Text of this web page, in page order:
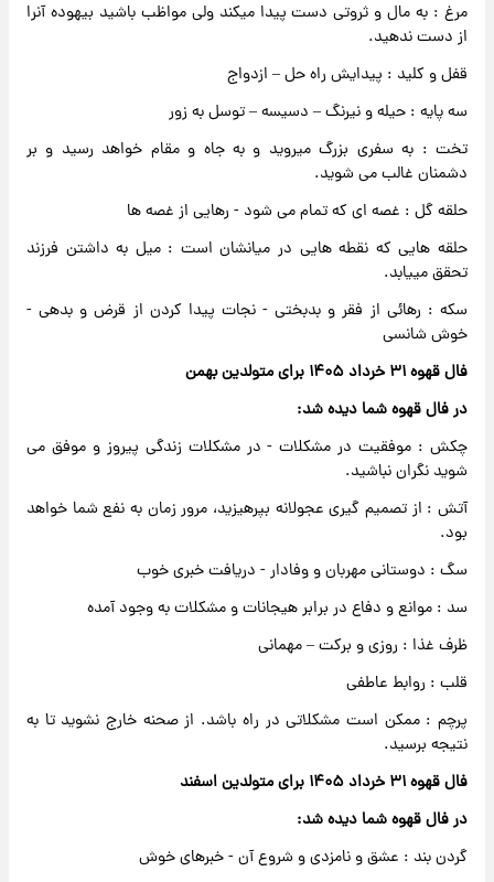
مرغ : به مال و ثروتی دست پیدا میکند ولی مواظب باشید بیهوده آنرا
از دست ندهید.
قفل و کلید : پیدایش راه حل – ازدواج
سه پایه : حیله و نیرنگ – دسیسه – توسل به زور
تخت : به سفری بزرگ میروید و به جاه و مقام خواهد رسید و بر
دشمنان غالب می شوید.
حلقه گل : غصه ای که تمام می شود - رهایی از غصه ها
حلقه هایی که نقطه هایی در میانشان است : میل به داشتن فرزند
تحقق مییابد.
سکه : رهائی از فقر و بدبختی - نجات پیدا کردن از قرض و بدهی -
خوش شانسی
فال قهوه ۳۱ خرداد ۱۴۰۵ برای متولدین بهمن
در فال قهوه شما دیده شد:
چکش : موفقیت در مشکلات - در مشکلات زندگی پیروز و موفق می
شوید نگران نباشید.
آتش : از تصمیم گیری عجولانه بپرهیزید، مرور زمان به نفع شما خواهد
بود.
سگ : دوستانی مهربان و وفادار - دریافت خبری خوب
سد : موانع و دفاع در برابر هیجانات و مشکلات به وجود آمده
ظرف غذا : روزی و برکت – مهمانی
قلب : روابط عاطفی
پرچم : ممکن است مشکلاتی در راه باشد. از صحنه خارج نشوید تا به
نتیجه برسید.
فال قهوه ۳۱ خرداد ۱۴۰۵ برای متولدین اسفند
در فال قهوه شما دیده شد:
گردن بند : عشق و نامزدی و شروع آن - خبرهای خوش